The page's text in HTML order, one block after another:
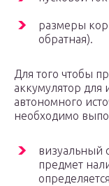
размеры
обратная).
Для того чтобы
аккумулятор для
автономного
необходимо
визуальный
предмет